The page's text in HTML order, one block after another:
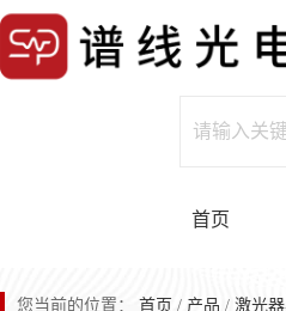
首页
您当前的位置： 首页 / 产品 / 激光